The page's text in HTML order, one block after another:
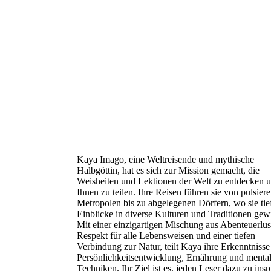
Kaya Imago, eine Weltreisende und mythische
Halbgöttin, hat es sich zur Mission gemacht, die
Weisheiten und Lektionen der Welt zu entdecken
Ihnen zu teilen. Ihre Reisen führen sie von
Metropolen bis zu abgelegenen Dörfern, wo sie
Einblicke in diverse Kulturen und Traditionen
Mit einer einzigartigen Mischung aus
Respekt für alle Lebensweisen und einer tiefen
Verbindung zur Natur, teilt Kaya ihre
Persönlichkeitsentwicklung, Ernährung und
Techniken. Ihr Ziel ist es, jeden Leser dazu zu